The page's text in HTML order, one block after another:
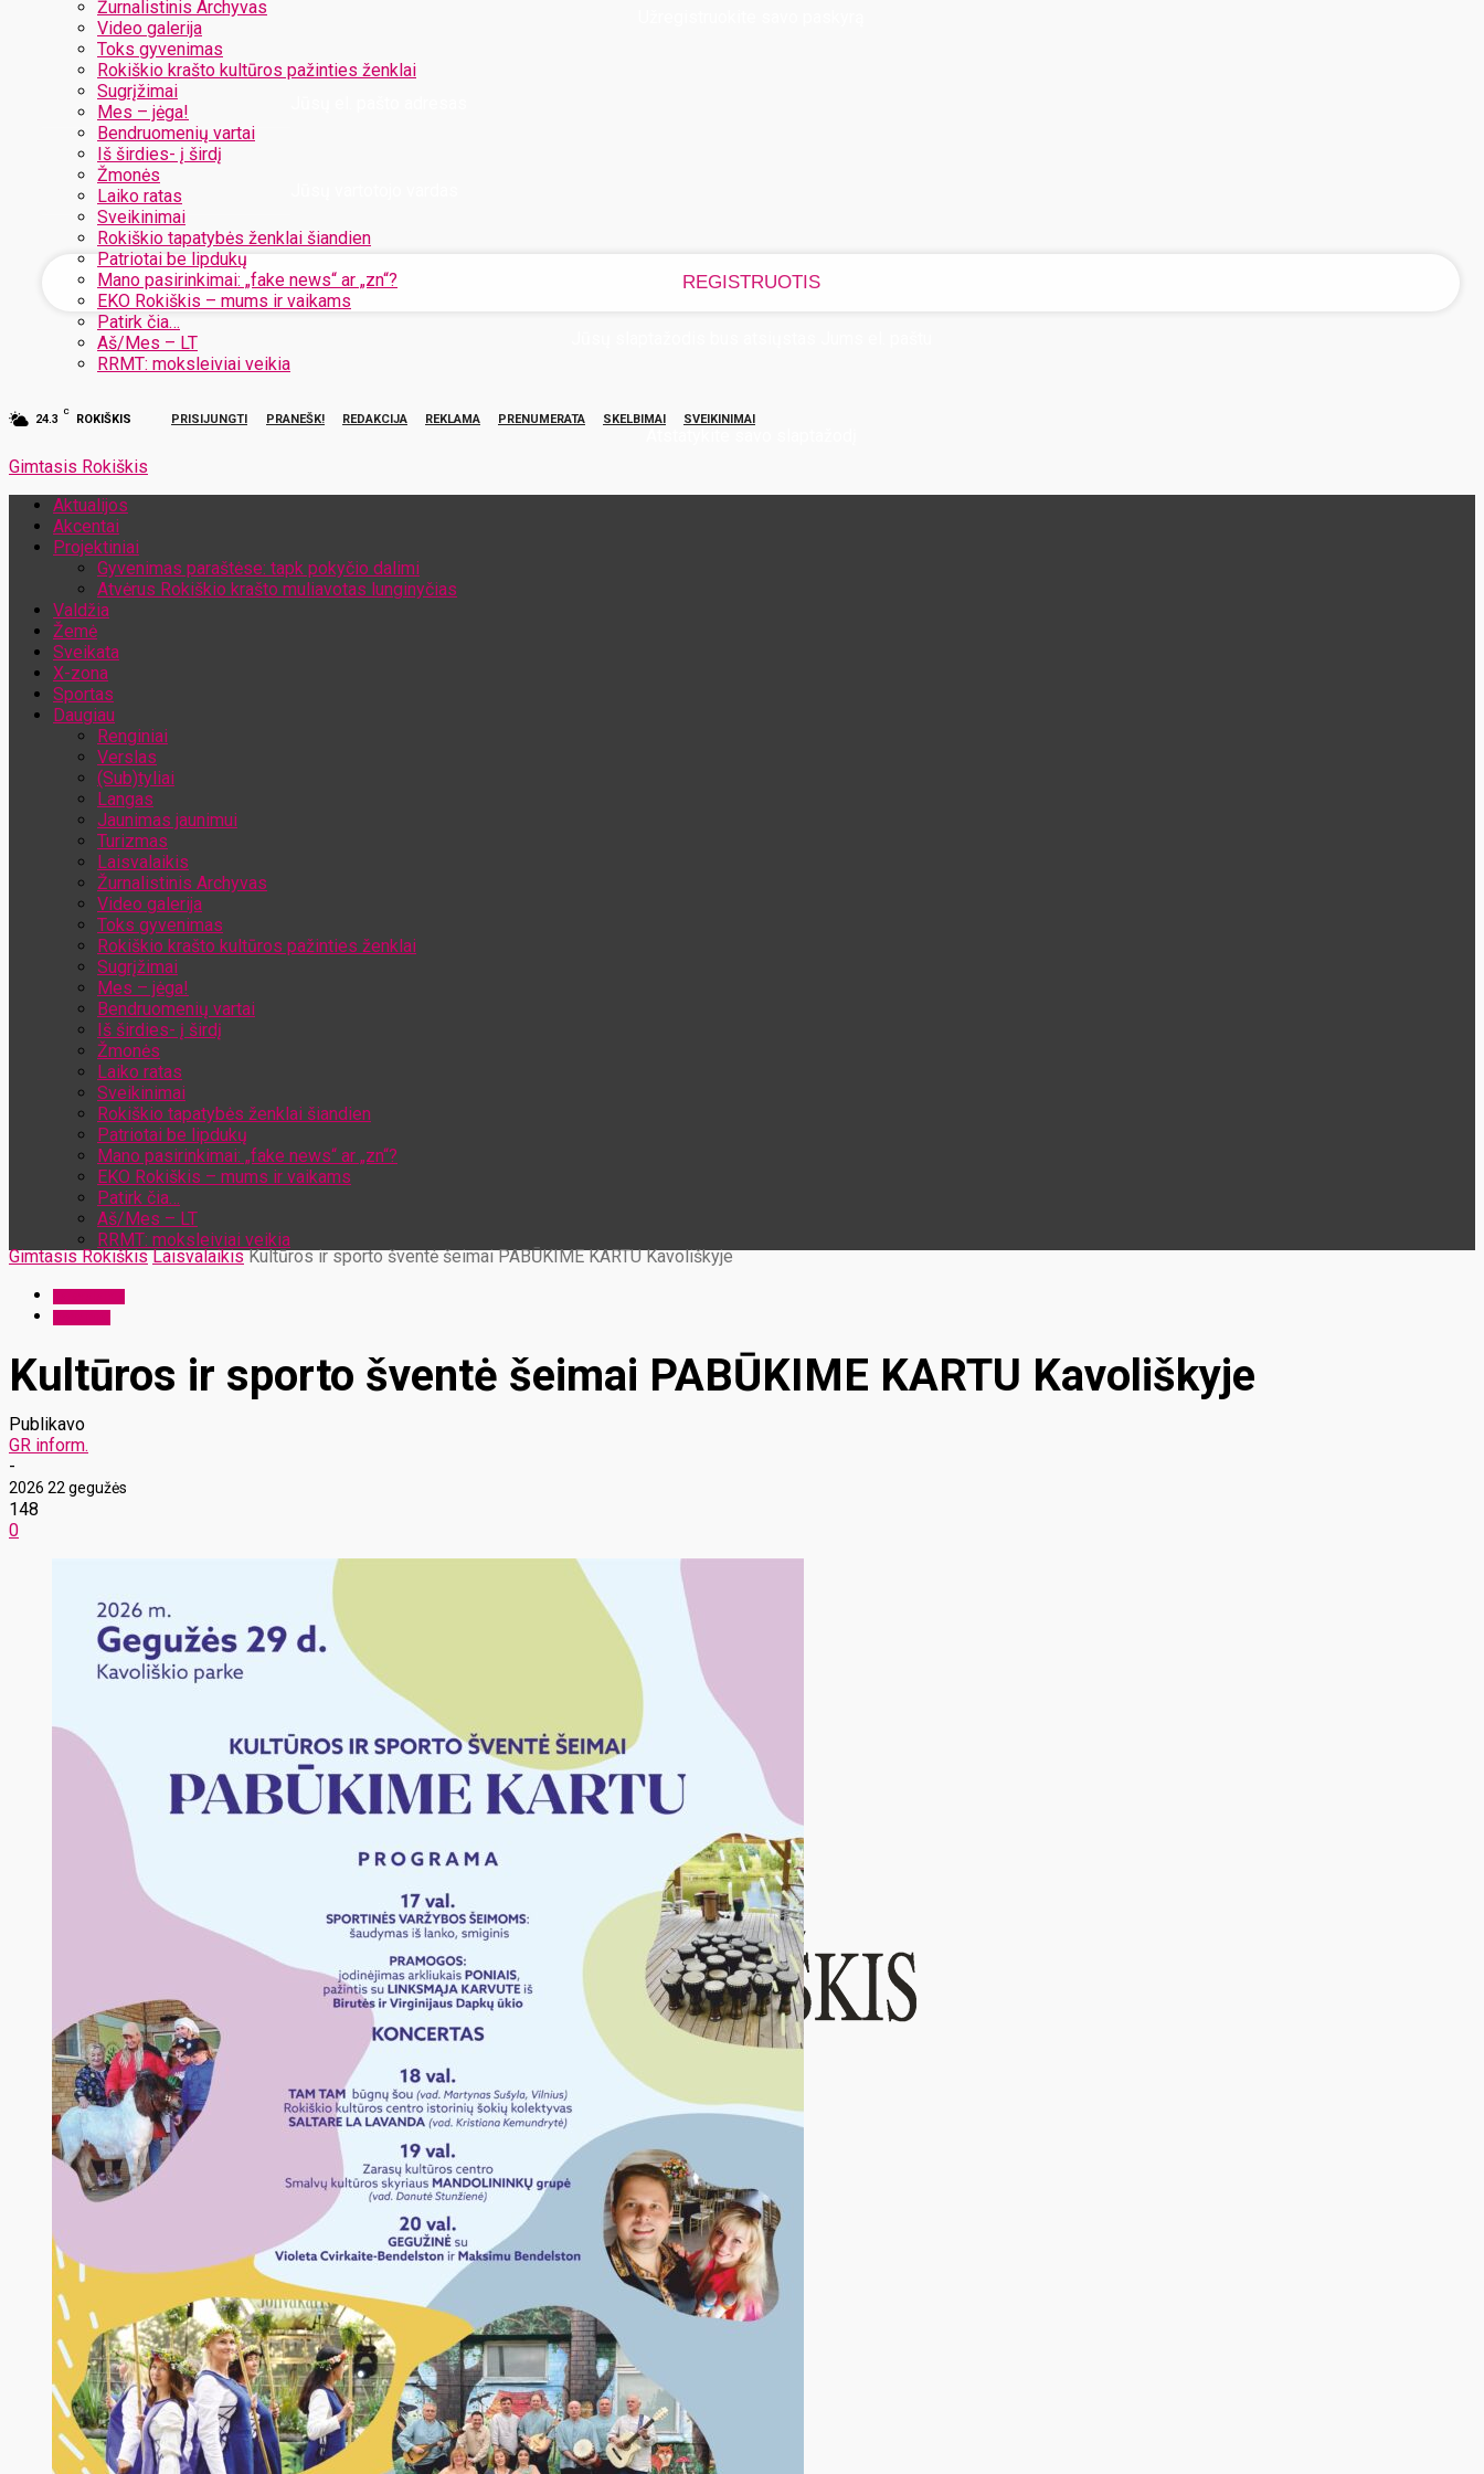
Žurnalistinis Archyvas
Video galerija
Toks gyvenimas
Rokiškio krašto kultūros pažinties ženklai
Sugrįžimai
Mes – jėga!
Bendruomenių vartai
Iš širdies- į širdį
Žmonės
Laiko ratas
Sveikinimai
Rokiškio tapatybės ženklai šiandien
Patriotai be lipdukų
Mano pasirinkimai: „fake news“ ar „zn“?
EKO Rokiškis – mums ir vaikams
Patirk čia…
Aš/Mes – LT
RRMT: moksleiviai veikia
24.3
C
ROKIŠKIS PRISIJUNGTI PRANEŠK! REDAKCIJA REKLAMA PRENUMERATA SKELBIMAI SVEIKINIMAI
Gimtasis Rokiškis
Aktualijos
Akcentai
Projektiniai
Gyvenimas paraštėse: tapk pokyčio dalimi
Atvėrus Rokiškio krašto muliavotas lunginyčias
Valdžia
Žemė
Sveikata
X-zona
Sportas
Daugiau
Renginiai
Verslas
(Sub)tyliai
Langas
Jaunimas jaunimui
Turizmas
Laisvalaikis
Žurnalistinis Archyvas
Video galerija
Toks gyvenimas
Rokiškio krašto kultūros pažinties ženklai
Sugrįžimai
Mes – jėga!
Bendruomenių vartai
Iš širdies- į širdį
Žmonės
Laiko ratas
Sveikinimai
Rokiškio tapatybės ženklai šiandien
Patriotai be lipdukų
Mano pasirinkimai: „fake news“ ar „zn“?
EKO Rokiškis – mums ir vaikams
Patirk čia…
Aš/Mes – LT
RRMT: moksleiviai veikia
Gimtasis Rokiškis Laisvalaikis Kultūros ir sporto šventė šeimai PABŪKIME KARTU Kavoliškyje
Kultūros ir sporto šventė šeimai PABŪKIME KARTU Kavoliškyje
Publikavo
GR inform.
-
2026 22 gegužės
148
0